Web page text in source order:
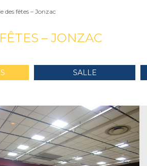
des fêtes – Jonzac
– JONZAC
SALLE